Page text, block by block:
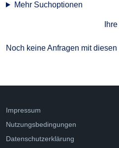
Mehr Suchoptionen
Noch keine Anfragen mit
Impressum
Nutzungsbedingungen
Datenschutzerklärung